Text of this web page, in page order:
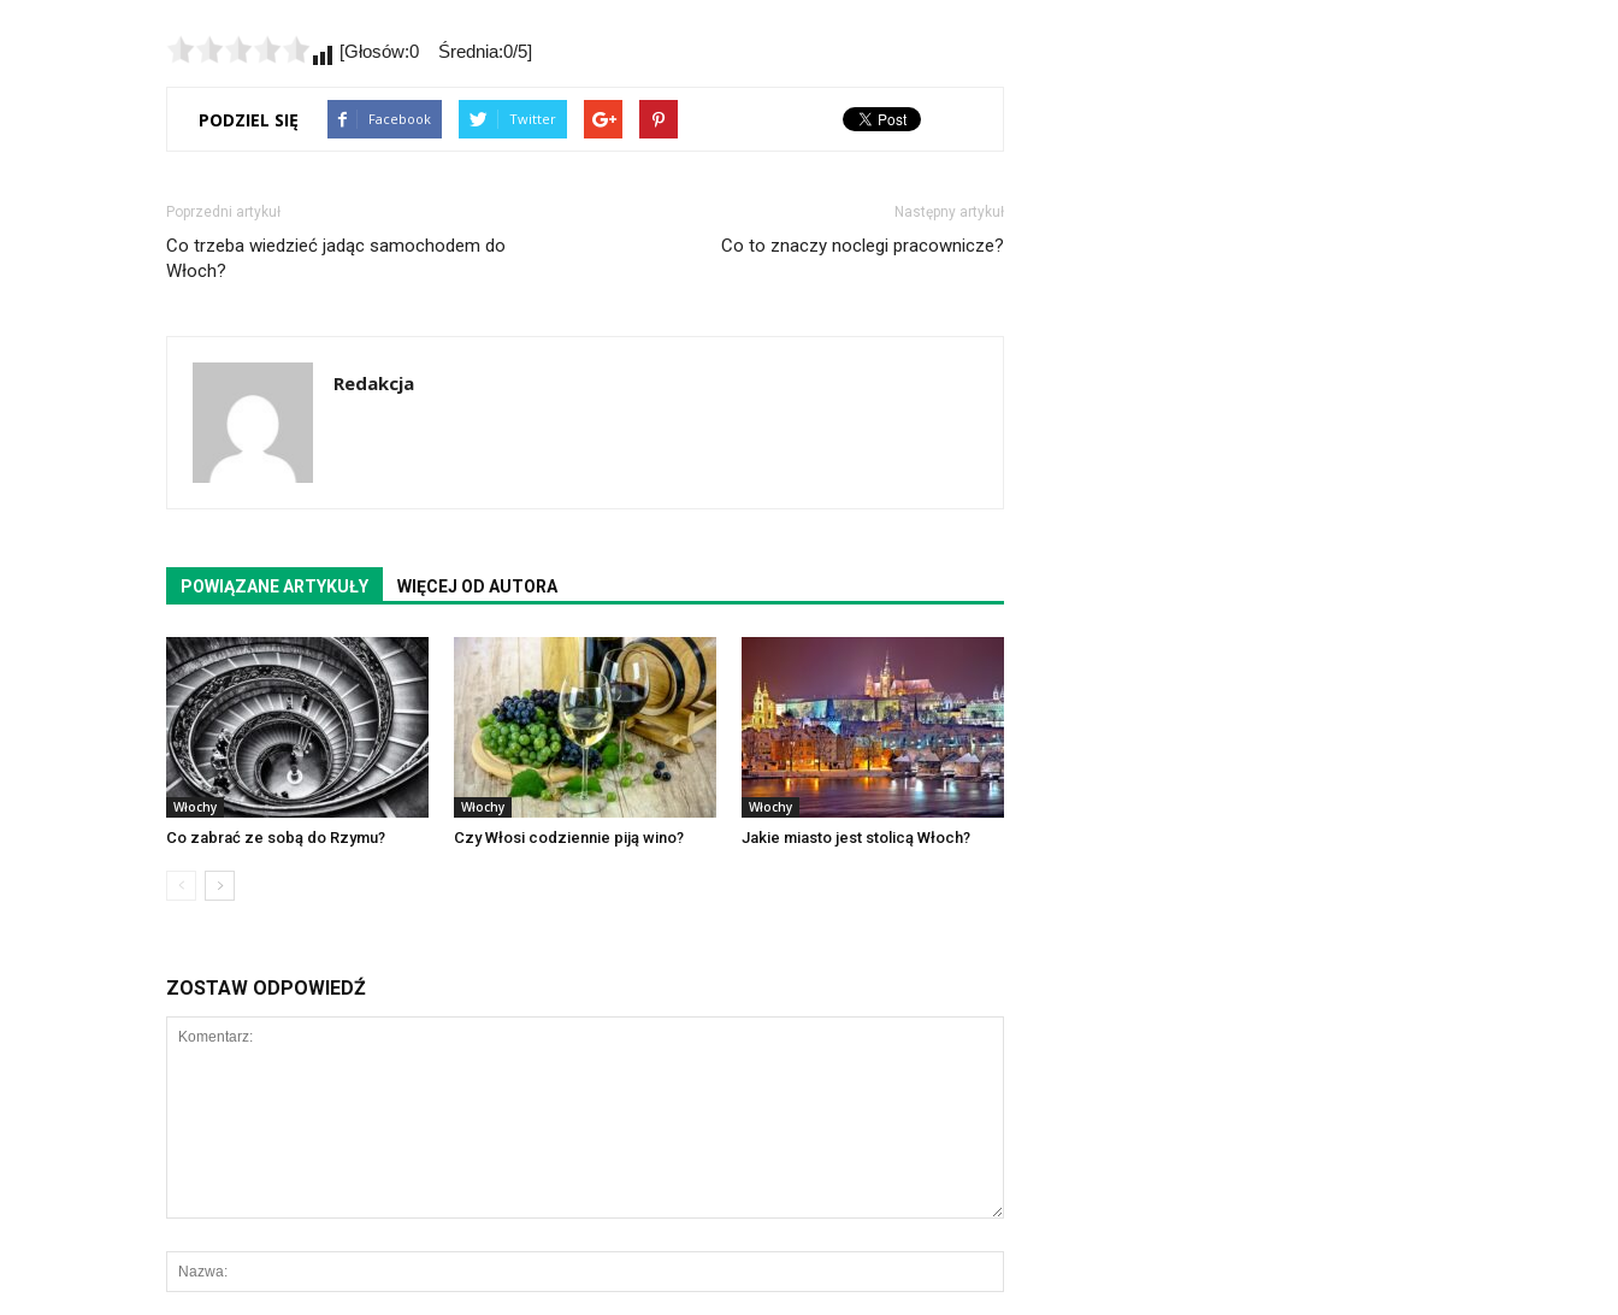
[Głosów:0 Średnia:0/5]
PODZIEL SIĘ Facebook Twitter
Poprzedni artykuł
Co trzeba wiedzieć jadąc samochodem do
Włoch?
Następny artykuł
Co to znaczy noclegi pracownicze?
Redakcja
POWIĄZANE ARTYKUŁY WIĘCEJ OD AUTORA
Włochy
Co zabrać ze sobą do Rzymu?
Włochy
Czy Włosi codziennie piją wino?
Włochy
Jakie miasto jest stolicą Włoch?
ZOSTAW ODPOWIEDŹ